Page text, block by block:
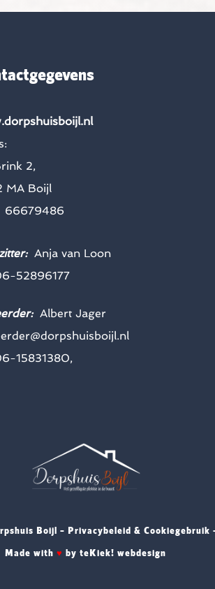
2,
MA Boijl
Anja van Loon
52896177
Albert Jager
15831380,
Boijl – Privacybeleid & Cookiegebruik
Made with ♥ by teKiek! webdesign